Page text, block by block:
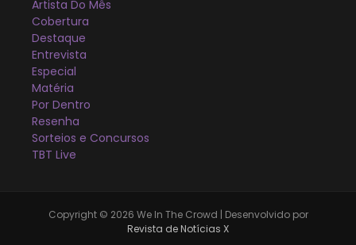
Artista Do Mês
Cobertura
Destaque
Entrevista
Especial
Matéria
Por Dentro
Resenha
Sorteios e Concursos
TBT Live
Copyright © 2026 We In The Crowd | Desenvolvido por
Revista de Notícias X